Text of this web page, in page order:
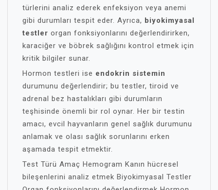
türlerini analiz ederek enfeksiyon veya anemi
gibi durumları tespit eder. Ayrıca, biyokimyasal
testler organ fonksiyonlarını değerlendirirken,
karaciğer ve böbrek sağlığını kontrol etmek için
kritik bilgiler sunar.
Hormon testleri ise endokrin sistemin
durumunu değerlendirir; bu testler, tiroid ve
adrenal bez hastalıkları gibi durumların
teşhisinde önemli bir rol oynar. Her bir testin
amacı, evcil hayvanların genel sağlık durumunu
anlamak ve olası sağlık sorunlarını erken
aşamada tespit etmektir.
Test Türü Amaç Hemogram Kanın hücresel
bileşenlerini analiz etmek Biyokimyasal Testler